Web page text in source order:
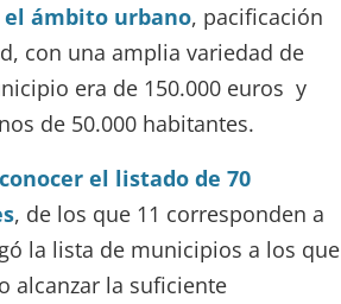
el ámbito urbano, pacificación
con una amplia variedad de
era de 150.000 euros y
de 50.000 habitantes.
el listado de 70
, de los que 11 corresponden a
la lista de municipios a los que
alcanzar la suficiente